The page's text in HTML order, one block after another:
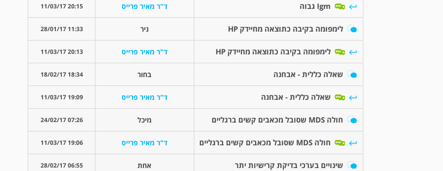
Igm גבוה ד"ר מאיר פרייס 20:15 11/03/17
לימפומה בקיבה כתוצאה מחיידק HP ניר 11:33 28/01/17
לימפומה בקיבה כתוצאה מחיידק HP ד"ר מאיר פרייס 20:13 11/03/17
שאלה כללית - אבחנה בחור 18:34 18/02/17
שאלה כללית - אבחנה ד"ר מאיר פרייס 19:09 11/03/17
חולה MDS שסובל מכאבים קשים ברגליים מיכל 07:26 24/02/17
חולה MDS שסובל מכאבים קשים ברגליים ד"ר מאיר פרייס 19:06 11/03/17
שינויים בערכי בדיקת קרישיות יתר אחת 06:55 28/02/17